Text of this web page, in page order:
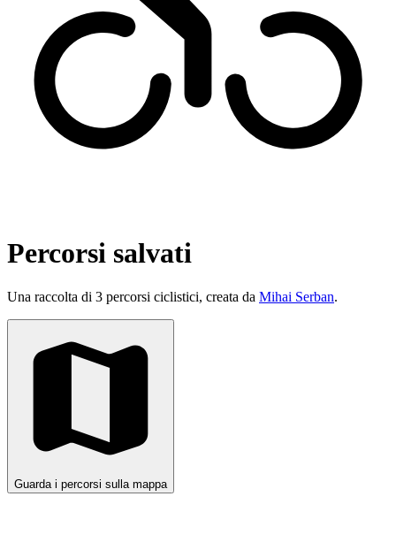
Percorsi salvati
Una raccolta di 3 percorsi ciclistici, creata da Mihai Serban.
Guarda i percorsi sulla mappa